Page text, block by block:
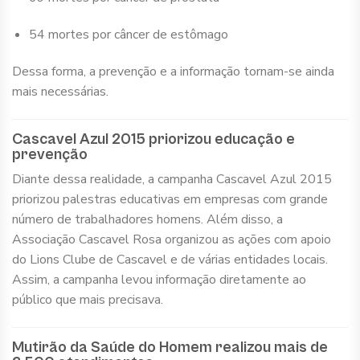
54 mortes por câncer de estômago
Dessa forma, a prevenção e a informação tornam-se ainda
mais necessárias.
Cascavel Azul 2015 priorizou educação e
prevenção
Diante dessa realidade, a campanha Cascavel Azul 2015
priorizou palestras educativas em empresas com grande
número de trabalhadores homens. Além disso, a
Associação Cascavel Rosa organizou as ações com apoio
do Lions Clube de Cascavel e de várias entidades locais.
Assim, a campanha levou informação diretamente ao
público que mais precisava.
Mutirão da Saúde do Homem realizou mais de